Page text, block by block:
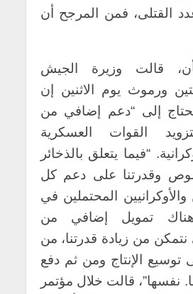
القتلى، فمن المرجح أن
قالت وزيرة الجيش
ورموث يوم الاثنين إن
إلى “دعم إضافي من
القوات العسكرية
“فيما يتعلق بالذخائر
وقدرتنا على دعم كل
والأوكرانيين المحتملين في
تمويل إضافي من
من زيادة قدرتنا، من
توسيع الإنتاج ومن ثم دفع
نفسها”، قالت خلال مؤتمر